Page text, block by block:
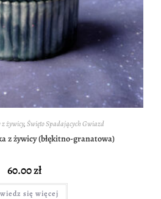
żywicy,Święto Spadających Gwiazd
z żywicy (błękitno-granatowa)
60.00zł
się więcej